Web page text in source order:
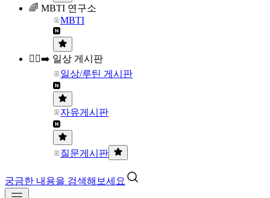
🌈 MBTI 연구소
MBTI
🏃‍♀️‍➡️ 일상 게시판
일상/루틴 게시판
자유게시판
질문게시판
궁금한 내용을 검색해보세요